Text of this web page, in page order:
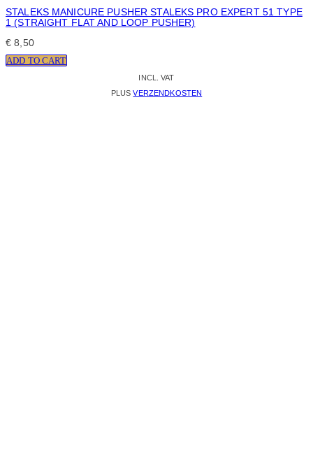
STALEKS MANICURE PUSHER STALEKS PRO EXPERT 51 TYPE
1 (STRAIGHT FLAT AND LOOP PUSHER)
€ 8,50
ADD TO CART
INCL. VAT
PLUSVERZENDKOSTEN